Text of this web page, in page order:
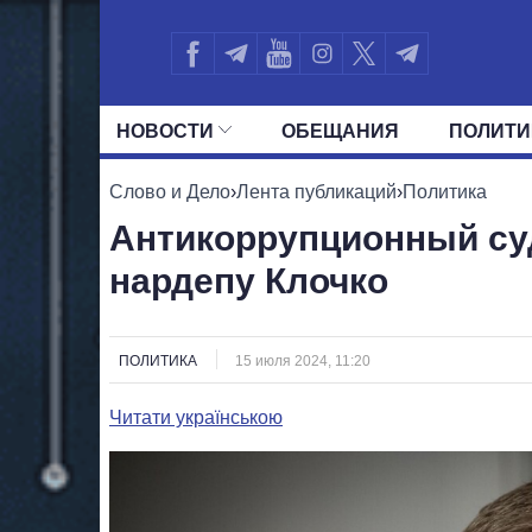
НОВОСТИ ОБЕЩАНИЯ
ВСЕ ПОЛИТИКИ ПРЕЗИДЕНТ И
Слово и Дело›Лента публикаций›Политика
Антикоррупционный
нардепу Клочко
ПОЛИТИКА 15 июля 2024, 11:20
Читати українською